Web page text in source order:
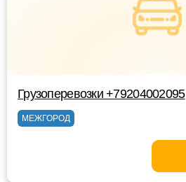
Грузоперевозки +79204002095
МЕЖГОРОД